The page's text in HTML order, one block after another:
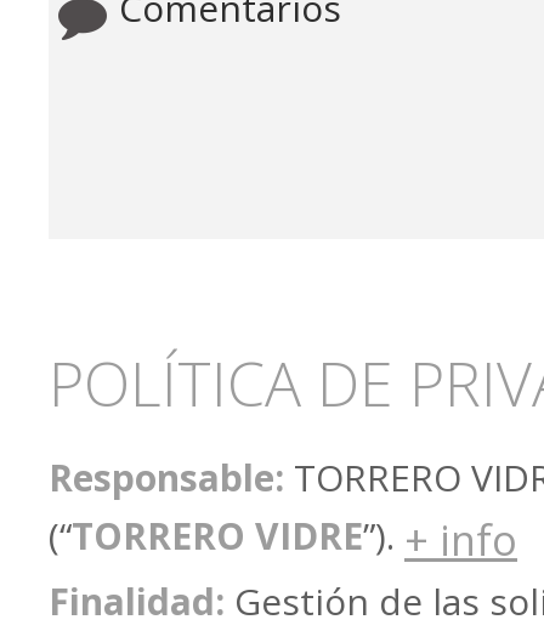
POLÍTICA DE
Responsable: TORRERO
(“TORRERO VIDRE”). + info
Finalidad: Gestión de las